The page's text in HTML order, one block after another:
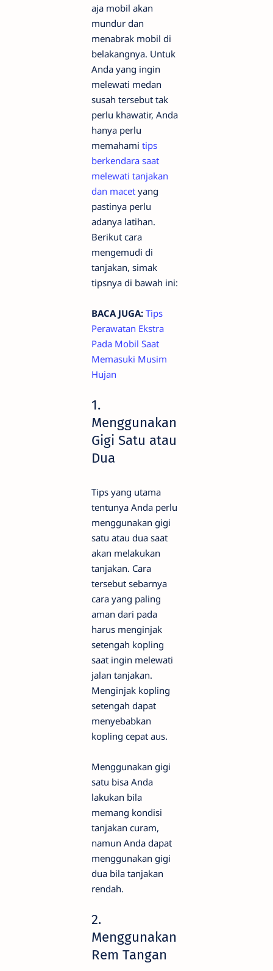
aja mobil akan
mundur dan
menabrak mobil di
belakangnya. Untuk
Anda yang ingin
melewati medan
susah tersebut tak
perlu khawatir, Anda
hanya perlu
memahami tips
berkendara saat
melewati tanjakan
dan macet yang
pastinya perlu
adanya latihan.
Berikut cara
mengemudi di
tanjakan, simak
tipsnya di bawah ini:
BACA JUGA: Tips
Perawatan Ekstra
Pada Mobil Saat
Memasuki Musim
Hujan
1.
Menggunakan
Gigi Satu atau
Dua
Tips yang utama
tentunya Anda perlu
menggunakan gigi
satu atau dua saat
akan melakukan
tanjakan. Cara
tersebut sebarnya
cara yang paling
aman dari pada
harus menginjak
setengah kopling
saat ingin melewati
jalan tanjakan.
Menginjak kopling
setengah dapat
menyebabkan
kopling cepat aus.
Menggunakan gigi
satu bisa Anda
lakukan bila
memang kondisi
tanjakan curam,
namun Anda dapat
menggunakan gigi
dua bila tanjakan
rendah.
2.
Menggunakan
Rem Tangan